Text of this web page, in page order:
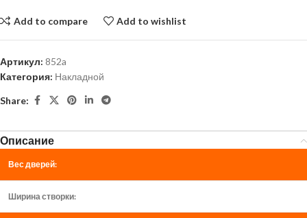
Add to compare Add to wishlist
Артикул: 852a
Категория: Накладной
Share:
Описание
Вес дверей:
Ширина створки: